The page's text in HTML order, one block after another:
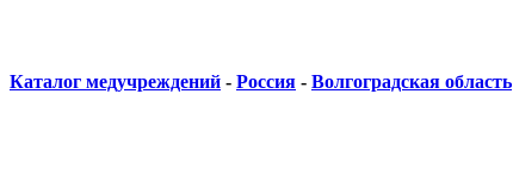
Каталог медучреждений - Россия - Волгоградская область